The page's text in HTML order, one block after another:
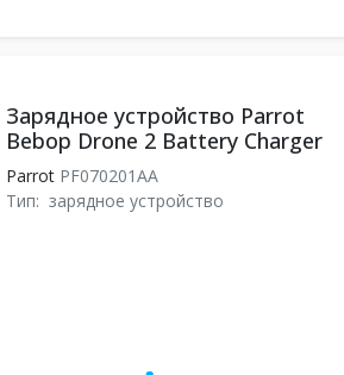
Зарядное устройство Parrot
Bebop Drone 2 Battery Charger
ParrotPF070201AA
Тип: зарядное устройство